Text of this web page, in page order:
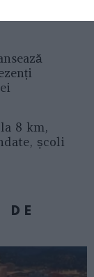
8 km,
școli